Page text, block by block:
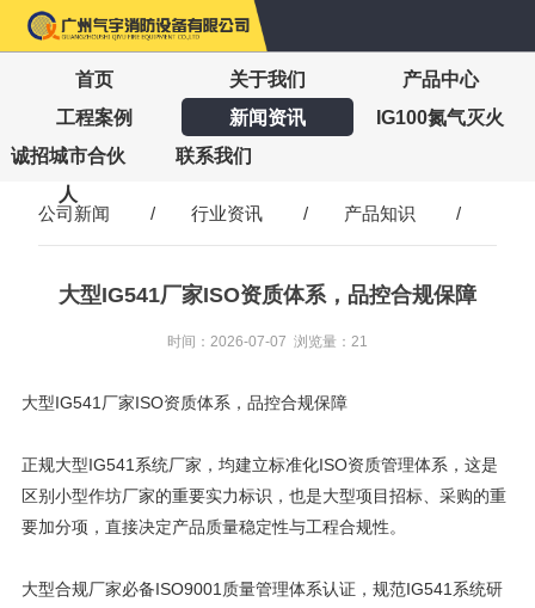
首页 关于我们
产品中心
工程案例
新闻资讯
IG100氮气灭火
诚招城市合伙
人
联系我们
公司新闻 / 行业资讯 / 产品知识 /
大型IG541厂家ISO资质体系，品控合规保障
时间：2026-07-07 浏览量：21
大型IG541厂家ISO资质体系，品控合规保障
正规大型IG541系统厂家，均建立标准化ISO资质管理体系，这是
区别小型作坊厂家的重要实力标识，也是大型项目招标、采购的重
要加分项，直接决定产品质量稳定性与工程合规性。
大型合规厂家必备ISO9001质量管理体系认证，规范IG541系统研